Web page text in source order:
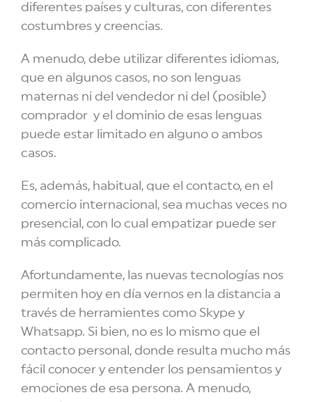
diferentes países y culturas, con diferentes
costumbres y creencias.
A menudo, debe utilizar diferentes idiomas,
que en algunos casos, no son lenguas
maternas ni del vendedor ni del (posible)
comprador y el dominio de esas lenguas
puede estar limitado en alguno o ambos
casos.
Es, además, habitual, que el contacto, en el
comercio internacional, sea muchas veces no
presencial, con lo cual empatizar puede ser
más complicado.
Afortundamente, las nuevas tecnologías nos
permiten hoy en día vernos en la distancia a
través de herramientes como Skype y
Whatsapp. Si bien, no es lo mismo que el
contacto personal, donde resulta mucho más
fácil conocer y entender los pensamientos y
emociones de esa persona. A menudo,